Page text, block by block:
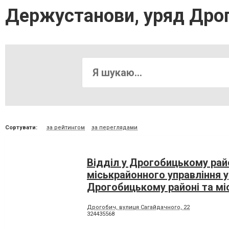
Держустанови, уряд
Сортувати: за рейтингом за переглядами
Відділ у Дрогобицькому
міськрайонного управління у
Дрогобицькому районі та
Держгеокадастру у
Дрогобич, вулиця Сагайдачного, 22
324435568